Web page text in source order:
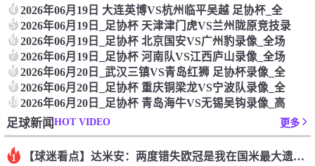
4 2026年06月19日 大连英博VS杭州临平吴越 足协杯_全
5 2026年06月19日_足协杯 天津津门虎VS兰州陇原竞技录
6 2026年06月19日_足协杯 北京国安VS广州豹录像_全场
7 2026年06月19日_足协杯 河南队VS江西庐山录像_全场
8 2026年06月20日_武汉三镇VS青岛红狮 足协杯录像_全
9 2026年06月20日_足协杯 重庆铜梁龙VS宁波队录像_全
102026年06月20日_足协杯 青岛海牛VS无锡吴钩录像_高
足球新闻HOT VIDEO 更多
1 【球迷看点】达米安：两度错失欧冠是我在国米最大遗憾，不退役我